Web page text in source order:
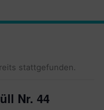
stattgefunden.
Nr. 44